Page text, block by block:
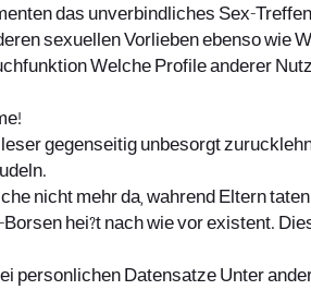
das unverbindliches Sex-
sexuellen Vorlieben ebenso
Welche Profile anderer
gegenseitig unbesorgt
nicht mehr da, wahrend Eltern
hei?t nach wie vor existent.
personlichen Datensatze Unter